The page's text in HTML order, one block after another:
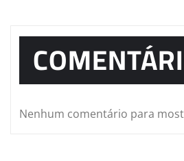
Nenhum comentário para